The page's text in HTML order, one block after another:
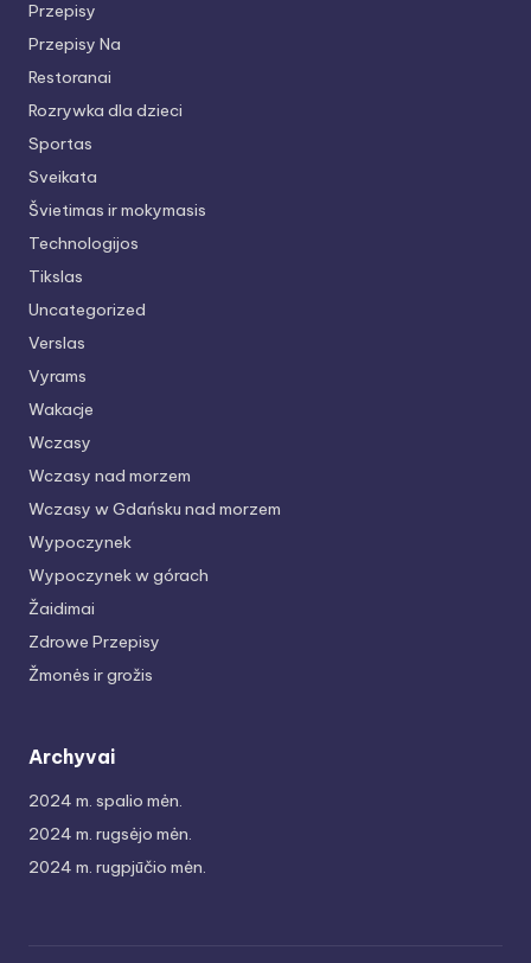
Przepisy
Przepisy Na
Restoranai
Rozrywka dla dzieci
Sportas
Sveikata
Švietimas ir mokymasis
Technologijos
Tikslas
Uncategorized
Verslas
Vyrams
Wakacje
Wczasy
Wczasy nad morzem
Wczasy w Gdańsku nad morzem
Wypoczynek
Wypoczynek w górach
Žaidimai
Zdrowe Przepisy
Žmonės ir grožis
Archyvai
2024 m. spalio mėn.
2024 m. rugsėjo mėn.
2024 m. rugpjūčio mėn.